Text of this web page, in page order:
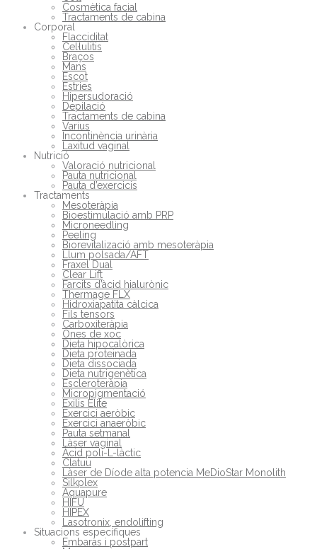
Cosmètica facial
Tractaments de cabina
Corporal
Flacciditat
Cel·lulitis
Braços
Mans
Escot
Estries
Hipersudoració
Depilació
Tractaments de cabina
Varius
Incontinència urinària
Laxitud vaginal
Nutrició
Valoració nutricional
Pauta nutricional
Pauta d’exercicis
Tractaments
Mesoteràpia
Bioestimulació amb PRP
Microneedling
Peeling
Biorevitalizació amb mesoteràpia
Llum polsada/AFT
Fraxel Dual
Clear Lift
Farcits d’àcid hialurònic
Thermage FLX
Hidroxiapatita càlcica
Fils tensors
Carboxiteràpia
Ones de xoc
Dieta hipocalòrica
Dieta proteinada
Dieta dissociada
Dieta nutrigenètica
Escleroteràpia
Micropigmentació
Exilis Elite
Exercici aeròbic
Exercici anaeròbic
Pauta setmanal
Làser vaginal
Àcid poli-L-làctic
Clatuu
Làser de Díode alta potencia MeDioStar Monolith
Silkplex
Aquapure
HIFU
HIPEX
Lasotronix, endolifting
Situacions específiques
Embaràs i postpart